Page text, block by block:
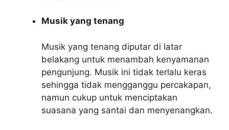
Musik yang tenang
Musik yang tenang diputar di latar
belakang untuk menambah kenyamanan
pengunjung. Musik ini tidak terlalu keras
sehingga tidak mengganggu percakapan,
namun cukup untuk menciptakan
suasana yang santai dan menyenangkan.